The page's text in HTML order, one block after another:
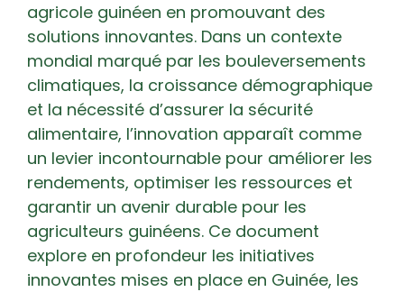
agricole guinéen en promouvant des
solutions innovantes. Dans un contexte
mondial marqué par les bouleversements
climatiques, la croissance démographique
et la nécessité d’assurer la sécurité
alimentaire, l’innovation apparaît comme
un levier incontournable pour améliorer les
rendements, optimiser les ressources et
garantir un avenir durable pour les
agriculteurs guinéens. Ce document
explore en profondeur les initiatives
innovantes mises en place en Guinée, les